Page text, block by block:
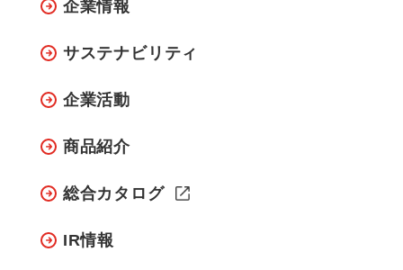
企業情報
サステナビリティ
企業活動
商品紹介
総合カタログ
IR情報